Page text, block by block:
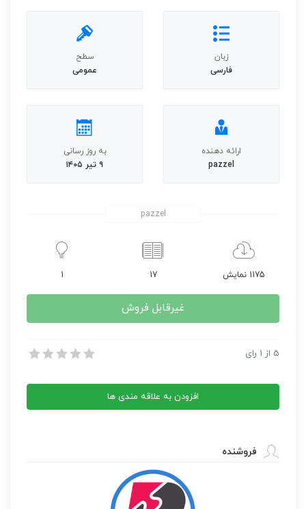
زبان
فارسی
سطح
عمومی
ارائه دهنده
pazzel
به روز رسانی
۹ تیر ۱۴۰۵
pazzel
1175 نمایش 17
1
غیرقابل فروش
آشنایی با منبع تغذیه و پاور سیستم کامپیوتری
5 از 1 رای
افزودن به علاقه مندی ها
فروشنده